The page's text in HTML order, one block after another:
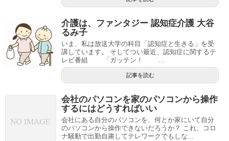
介護は、ファンタジー 認知症介護 大谷
るみ子
いま、私は放送大学の科目「認知症と生きる」を受
講しています。 そしてつい最近、認知症に関するテ
レビ番組 「ガッテン！ ...
記事を読む
会社のパソコンを家のパソコンから操作
するにはどうすればいい
会社にある自分のパソコンを、何とか家にいて自分
のパソコンから操作できないだろうか？ これ、コロ
ナ騒動で出勤自粛してテレワークでもしな...